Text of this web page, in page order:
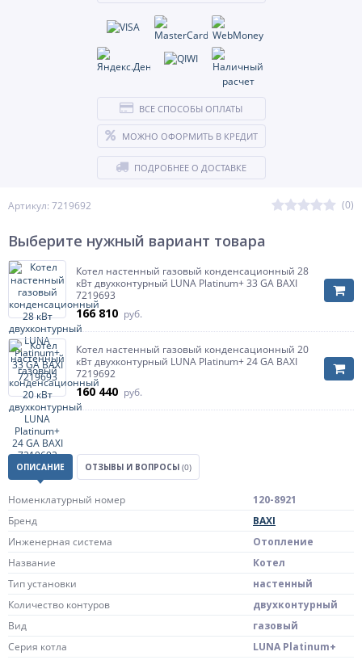
Артикул: 7219692 (0)
ВСЕ СПОСОБЫ ОПЛАТЫ
МОЖНО ОФОРМИТЬ В КРЕДИТ
ПОДРОБНЕЕ О ДОСТАВКЕ
Выберите нужный вариант товара
Котел настенный газовый конденсационный 28
кВт двухконтурный LUNA Platinum+ 33 GA BAXI
7219693
166 810 руб.
Котел настенный газовый конденсационный 20
кВт двухконтурный LUNA Platinum+ 24 GA BAXI
7219692
160 440 руб.
ОПИСАНИЕ ОТЗЫВЫ И ВОПРОСЫ (0)
Номенклатурный номер
120-8921
Бренд
BAXI
Инженерная система
Отопление
Название
Котел
Тип установки
настенный
Количество контуров
двухконтурный
Вид
газовый
Серия котла
LUNA Platinum+